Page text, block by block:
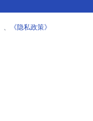
、 《隐私政策》